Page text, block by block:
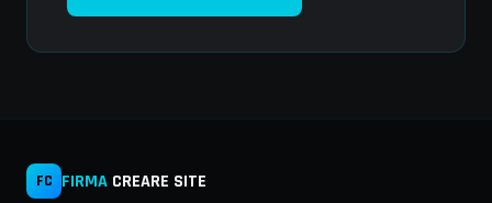
FC FIRMA CREARE SITE